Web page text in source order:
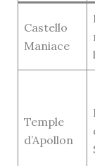
Castello
Maniace
Temple
d’Apollon